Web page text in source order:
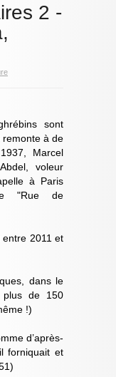
2 -
sont
remonte à de
Marcel
voleur
à Paris
"Rue de
entre 2011 et
dans le
plus de 150
!)
d’après-
forniquait et